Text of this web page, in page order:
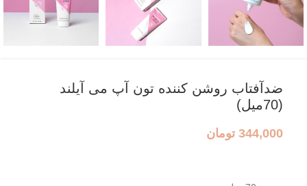
ضدآفتاب روشن کننده تون آپ می آیلند
(70میل)
344,000 تومان